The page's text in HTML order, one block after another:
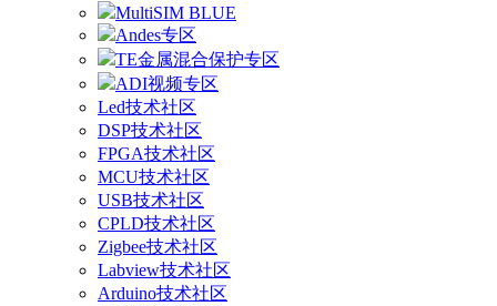
MultiSIM BLUE
Andes专区
TE金属混合保护专区
ADI视频专区
Led技术社区
DSP技术社区
FPGA技术社区
MCU技术社区
USB技术社区
CPLD技术社区
Zigbee技术社区
Labview技术社区
Arduino技术社区